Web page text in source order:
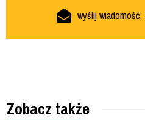
wyślij wiadomość:
Zobacz także